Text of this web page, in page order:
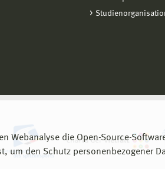
Webanalyse die Open-Source-
um den Schutz personenbezogener